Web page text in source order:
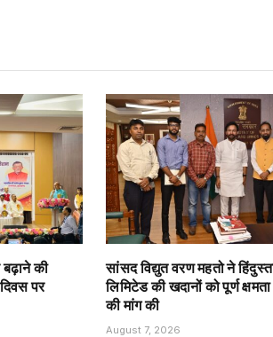
की
पर
सांसद विद्युत वरण महतो ने
लिमिटेड की खदानों को पूर्ण
की मांग की
August 7, 2026